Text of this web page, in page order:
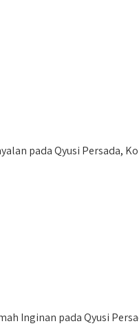
pada Qyusi
Inginan pada Qyusi